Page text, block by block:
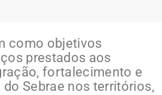
como objetivos
prestados aos
fortalecimento e
Sebrae nos territórios,